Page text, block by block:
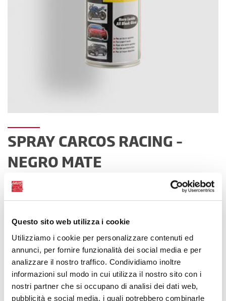
Questo sito web utilizza i cookie
Utilizziamo i cookie per personalizzare contenuti ed
annunci, per fornire funzionalità dei social media e per
analizzare il nostro traffico. Condividiamo inoltre
informazioni sul modo in cui utilizza il nostro sito con i
nostri partner che si occupano di analisi dei dati web,
pubblicità e social media, i quali potrebbero combinarle
SPRAY CARCOS RACING –
NEGRO MATE
Esmalte acrílico para retoques en coches,
motos, vehículos industriales.